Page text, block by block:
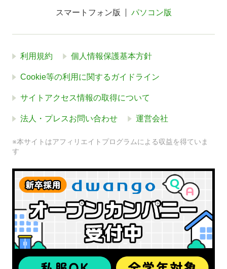
スマートフォン版 パソコン版
利用規約 個人情報保護基本方針
Cookie等の利用に関するガイドライン
サイトアクセス情報の取得について
法人・プレスお問い合わせ 運営会社
※本サイトはアフィリエイトプログラムによる収益を得ていま
す